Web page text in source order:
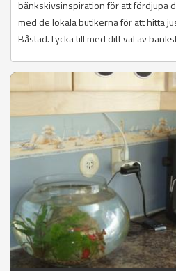
bänkskivsinspiration för att fördjupa
med de lokala butikerna för att hitta
Båstad. Lycka till med ditt val av